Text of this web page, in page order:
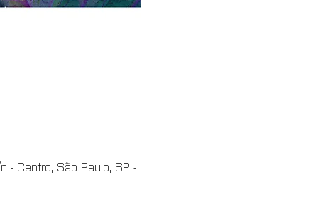
- Centro, São Paulo, SP -